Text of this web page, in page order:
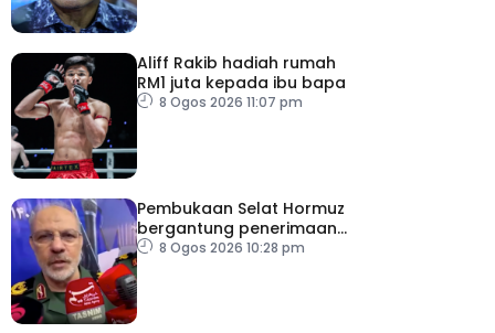
Aliff Rakib hadiah rumah
RM1 juta kepada ibu bapa
8 Ogos 2026 11:07 pm
Pembukaan Selat Hormuz
bergantung penerimaan
AS – IRGC
8 Ogos 2026 10:28 pm